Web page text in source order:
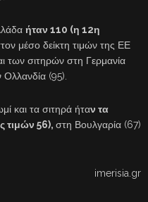
ήταν 110 (η 12η
μέσο δείκτη τιμών της ΕΕ
των σιτηρών στη Γερμανία
(95).
και τα σιτηρά ήταν τα
τιμών 56), στη Βουλγαρία (67)
imerisia.gr